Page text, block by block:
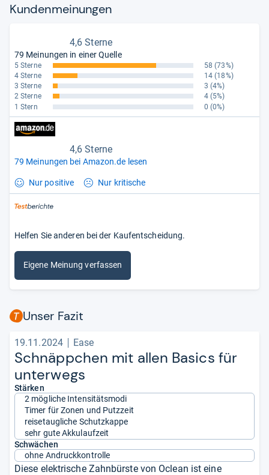
Kun­den­mei­nun­gen
4,6 Sterne
79 Meinungen in einer Quelle
5 Sterne 58 (73%)
4 Sterne
14 (18%)
3 Sterne
3 (4%)
2 Sterne
4 (5%)
1 Stern
0 (0%)
4,6 Sterne
79 Meinungen bei Amazon.de lesen
Nur positive Nur kritische
Helfen Sie anderen bei der Kaufentscheidung.
Eigene Meinung verfassen
Unser Fazit
19.11.2024 Ease
Schnäpp­chen mit allen Basics für
unter­wegs
Stärken
2 mögliche Intensitätsmodi
Timer für Zonen und Putzzeit
reisetaugliche Schutzkappe
sehr gute Akkulaufzeit
Schwächen
ohne Andruckkontrolle
Diese elektrische Zahnbürste von Oclean ist eine